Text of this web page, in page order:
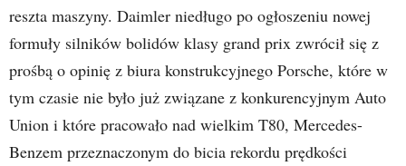
reszta maszyny. Daimler niedługo po ogłoszeniu nowej
formuły silników bolidów klasy grand prix zwrócił się z
prośbą o opinię z biura konstrukcyjnego Porsche, które w
tym czasie nie było już związane z konkurencyjnym Auto
Union i które pracowało nad wielkim T80, Mercedes-
Benzem przeznaczonym do bicia rekordu prędkości